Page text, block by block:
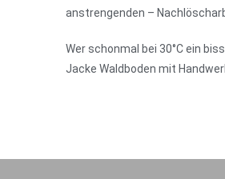
anstrengenden –
Wer schonmal bei 30°C ein
Jacke Waldboden mit